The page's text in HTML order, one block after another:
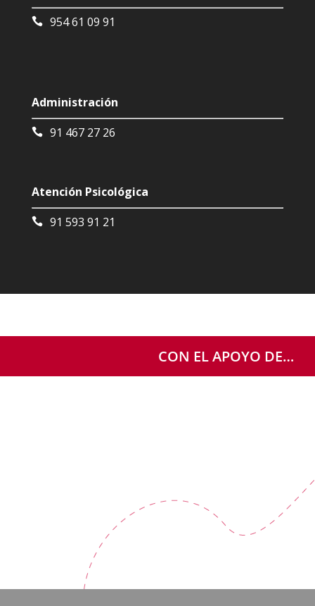
954 61 09 91
Administración
91 467 27 26
Atención Psicológica
91 593 91 21
CON EL APOYO DE…